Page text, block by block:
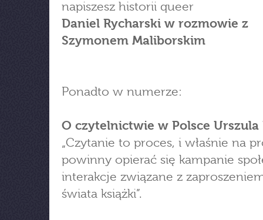
napiszesz historii queer
Daniel Rycharski w rozmowie z
Szymonem Maliborskim
Ponadto w numerze:
O czytelnictwie w Polsce Urszula
„Czytanie to proces, i właśnie na
powinny opierać się kampanie
interakcje związane z
świata książki”.